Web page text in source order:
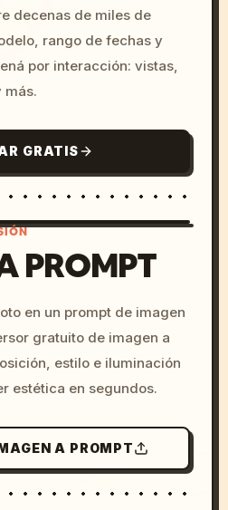
decenas de miles de
rango de fechas y
por interacción: vistas,
más.
GRATIS
c, cyberpunk sunset, neon
colors, 8k --v 6.0
PROMPT
en un prompt de imagen
gratuito de imagen a
estilo e iluminación
estética en segundos.
A PROMPT